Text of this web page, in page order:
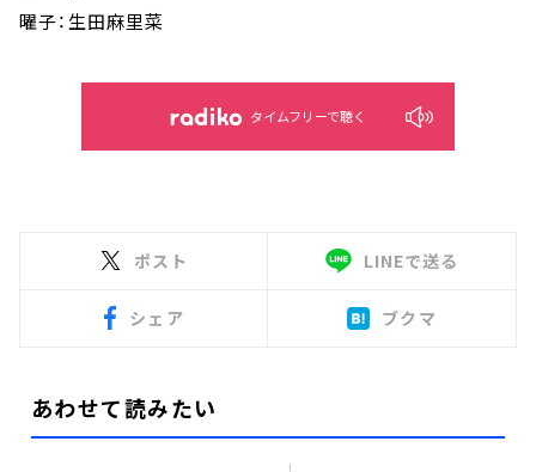
曜子：生田麻里菜
タイムフリーで聴く
ポスト LINEで送る
シェア ブクマ
あわせて読みたい